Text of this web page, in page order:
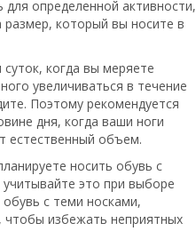
для определенной активности,
размер, который вы носите в
когда вы меряете
увеличиваться в течение
Поэтому рекомендуется
дня, когда ваши ноги
естественный объем.
носить обувь с
это при выборе
с теми носками,
чтобы избежать неприятных